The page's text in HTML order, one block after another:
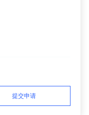
提交申请